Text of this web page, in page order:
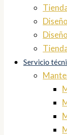
Servicio